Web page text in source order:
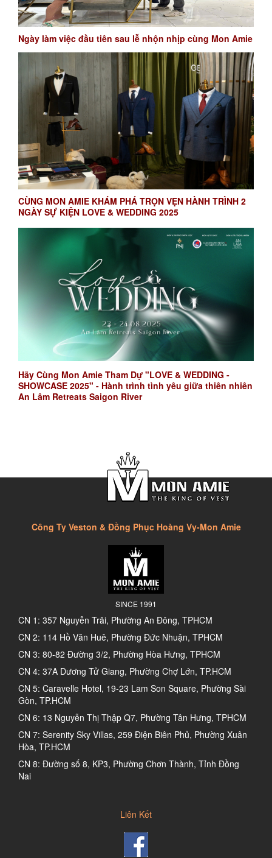
Ngày làm việc đầu tiên sau lễ nhộn nhịp cùng Mon Amie
CÙNG MON AMIE KHÁM PHÁ TRỌN VẸN HÀNH TRÌNH 2
NGÀY SỰ KIỆN LOVE & WEDDING 2025
Hãy Cùng Mon Amie Tham Dự "LOVE & WEDDING -
SHOWCASE 2025" - Hành trình tình yêu giữa thiên nhiên
An Lâm Retreats Saigon River
Công Ty Veston & Đồng Phục Hoàng Vy-Mon Amie
SINCE 1991
CN 1: 357 Nguyễn Trãi, Phường An Đông, TPHCM
CN 2: 114 Hồ Văn Huê, Phường Đức Nhuận, TPHCM
CN 3: 80-82 Đường 3/2, Phường Hòa Hưng, TPHCM
CN 4: 37A Dương Tử Giang, Phường Chợ Lớn, TP.HCM
CN 5: Caravelle Hotel, 19-23 Lam Son Square, Phường Sài
Gòn, TP.HCM
CN 6: 13 Nguyễn Thị Thập Q7, Phường Tân Hưng, TPHCM
CN 7: Serenity Sky Villas, 259 Điện Biên Phủ, Phường Xuân
Hòa, TP.HCM
CN 8: Đường số 8, KP3, Phường Chơn Thành, Tỉnh Đồng
Nai
Liên Kết